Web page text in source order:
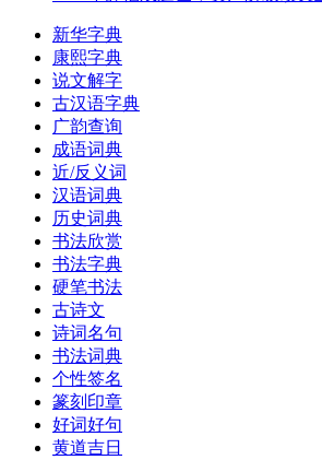
新华字典
康熙字典
说文解字
古汉语字典
广韵查询
成语词典
近/反义词
汉语词典
历史词典
书法欣赏
书法字典
硬笔书法
古诗文
诗词名句
书法词典
个性签名
篆刻印章
好词好句
黄道吉日